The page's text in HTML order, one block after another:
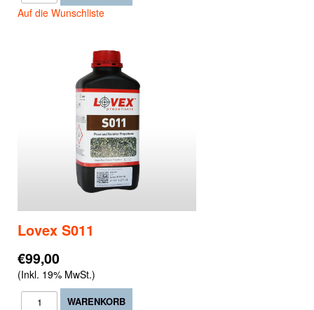
Auf die Wunschliste
Lovex S011
€99,00
(Inkl. 19% MwSt.)